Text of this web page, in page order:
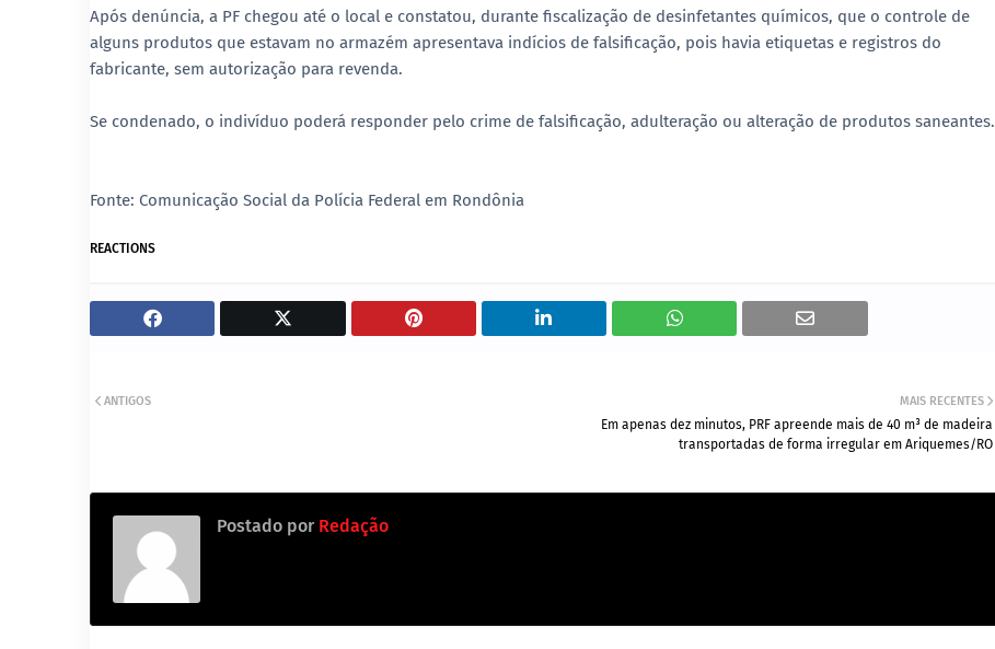
Após denúncia, a PF chegou até o local e constatou, durante fiscalização de desinfetantes químicos, que o controle de
alguns produtos que estavam no armazém apresentava indícios de falsificação, pois havia etiquetas e registros do
fabricante, sem autorização para revenda.
Se condenado, o indivíduo poderá responder pelo crime de falsificação, adulteração ou alteração de produtos saneantes.
Fonte: Comunicação Social da Polícia Federal em Rondônia
REACTIONS
MAIS RECENTES
Em apenas dez minutos, PRF apreende mais de 40 m³ de madeira
transportadas de forma irregular em Ariquemes/RO
ANTIGOS
Postado por Redação